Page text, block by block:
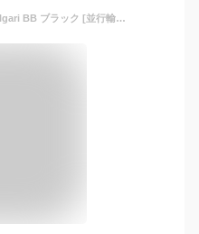
[ブルガリ] 名刺入れ 30400 Bvlgari BB ブラック [並行輸入品]